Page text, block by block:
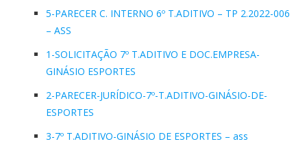
5-PARECER C. INTERNO 6º T.ADITIVO – TP 2.2022-006
– ASS
1-SOLICITAÇÃO 7º T.ADITIVO E DOC.EMPRESA-
GINÁSIO ESPORTES
2-PARECER-JURÍDICO-7º-T.ADITIVO-GINÁSIO-DE-
ESPORTES
3-7º T.ADITIVO-GINÁSIO DE ESPORTES – ass